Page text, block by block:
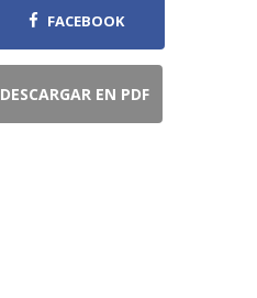
FACEBOOK
DESCARGAR EN PDF